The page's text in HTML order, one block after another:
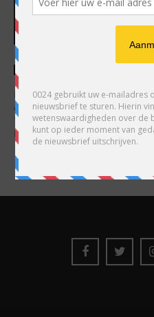
Hoofdredacteur en uitgever van 0024
ondernemer in hart en nieren, voor wie
Wijnschenk is uitgeven levenslange
horloges.